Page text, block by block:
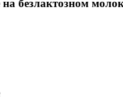
на безлактозном